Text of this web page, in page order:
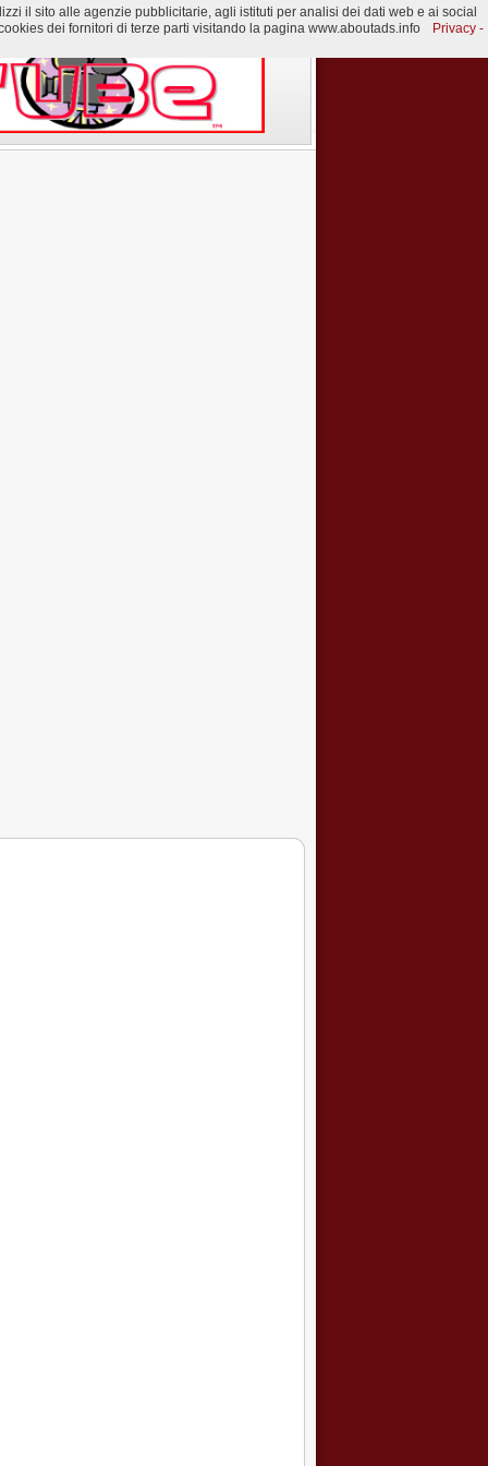
il sito alle agenzie pubblicitarie, agli istituti per analisi dei dati web e ai social
dei fornitori di terze parti visitando la pagina www.aboutads.info
Privacy -